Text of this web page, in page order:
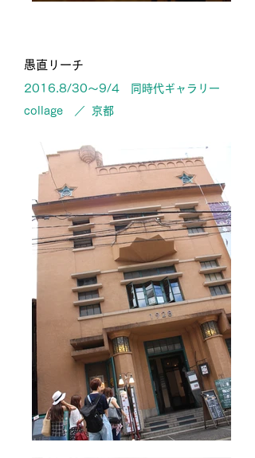
愚直リーチ
2016.8/30〜9/4 同時代ギャラリー
collage ／ 京都